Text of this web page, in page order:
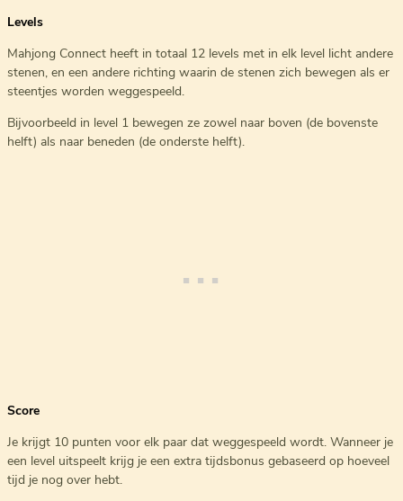
Levels
Mahjong Connect heeft in totaal 12 levels met in elk level licht andere
stenen, en een andere richting waarin de stenen zich bewegen als er
steentjes worden weggespeeld.
Bijvoorbeeld in level 1 bewegen ze zowel naar boven (de bovenste
helft) als naar beneden (de onderste helft).
Score
Je krijgt 10 punten voor elk paar dat weggespeeld wordt. Wanneer je
een level uitspeelt krijg je een extra tijdsbonus gebaseerd op hoeveel
tijd je nog over hebt.